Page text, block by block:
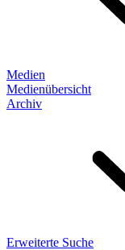
Medien
Medienübersicht
Archiv
Erweiterte Suche